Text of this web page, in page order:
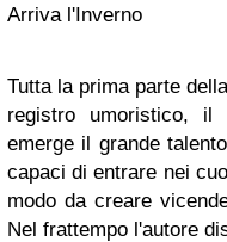
Arriva l'Inverno
Tutta la prima parte
registro umoristico,
emerge il grande
capaci di entrare nei
modo da creare
Nel frattempo l'autore